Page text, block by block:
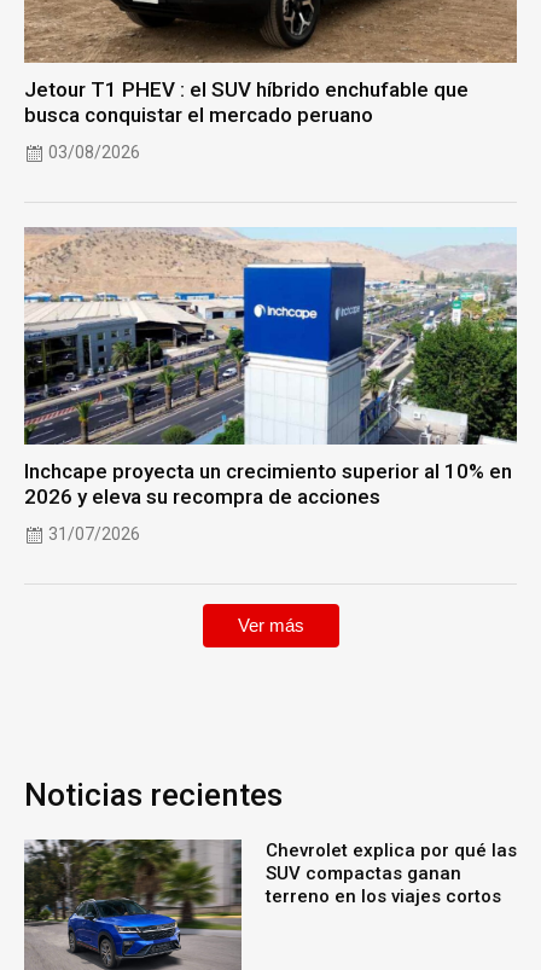
Jetour T1 PHEV : el SUV híbrido enchufable que
busca conquistar el mercado peruano
03/08/2026
Inchcape proyecta un crecimiento superior al 10% en
2026 y eleva su recompra de acciones
31/07/2026
Ver más
Noticias recientes
Chevrolet explica por qué las
SUV compactas ganan
terreno en los viajes cortos